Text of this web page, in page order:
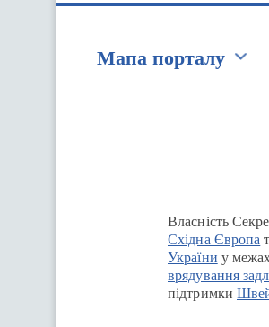
Мапа порталу
Власність
Східна Європа
України у
врядування
підтримки